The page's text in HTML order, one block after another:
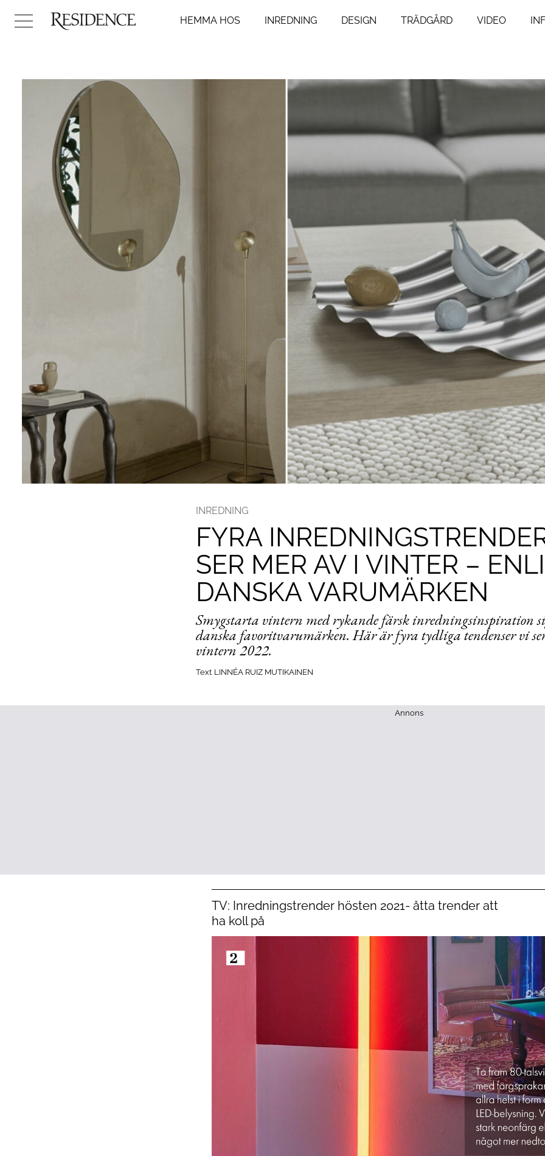
HEMMA HOS INREDNING DESIGN TRÄDGÅRD VIDEO
Arkitektur
Badrum
Resor
INREDNING
FYRA
SER MER AV I VINTER –
DANSKA VARUMÄRKEN
Smygstarta vintern med rykande färsk inredningsinspiration
danska favoritvarumärken. Här är fyra tydliga tendenser vi
vintern 2022.
Text LINNÉA RUIZ MUTIKAINEN
Annons
TV: Inredningstrender hösten 2021- åtta trender att
ha koll på